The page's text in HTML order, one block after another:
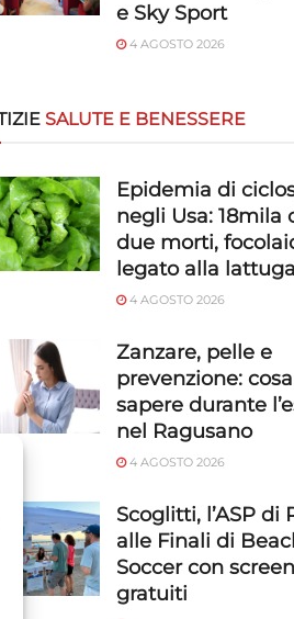
e Sky Sport
4 AGOSTO 2026
SALUTE E BENESSERE
Epidemia di
negli Usa: 18mila
due morti,
legato alla lattuga
4 AGOSTO 2026
Zanzare, pelle e
prevenzione: cosa
sapere durante
nel Ragusano
4 AGOSTO 2026
Scoglitti, l’ASP di
alle Finali di
Soccer con
gratuiti